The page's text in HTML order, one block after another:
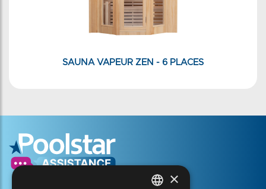
SAUNA VAPEUR ZEN - 6 PLACES
×